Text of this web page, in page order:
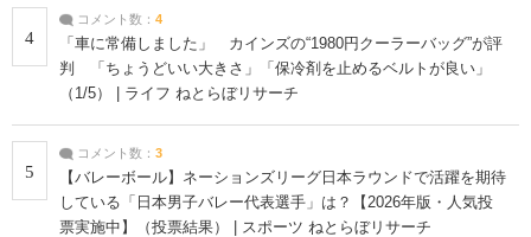
4
コメント数： 4
「車に常備しました」 カインズの“1980円クーラーバッグ”が評
判 「ちょうどいい大きさ」「保冷剤を止めるベルトが良い」
（1/5） | ライフ ねとらぼリサーチ
5
コメント数： 3
【バレーボール】ネーションズリーグ日本ラウンドで活躍を期待
している「日本男子バレー代表選手」は？【2026年版・人気投
票実施中】（投票結果） | スポーツ ねとらぼリサーチ